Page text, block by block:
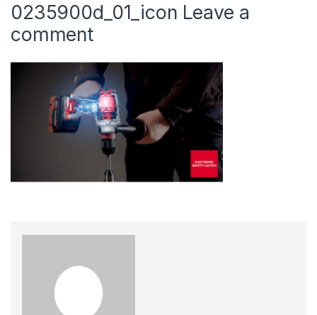
0235900d_01_icon Leave a
comment